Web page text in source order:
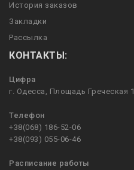
История заказов
Закладки
Рассылка
КОНТАКТЫ:
Цифра
г. Одесса, Площадь Греческая 1
Телефон
+38(068) 186-52-06
+38(093) 055-06-46
Расписание работы